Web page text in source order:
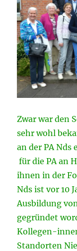
Zwar war den
sehr wohl
an der PA Nds
für die PA an
ihnen in der
Nds ist vor 10
Ausbildung
gegründet
Kollegen-
Standorten